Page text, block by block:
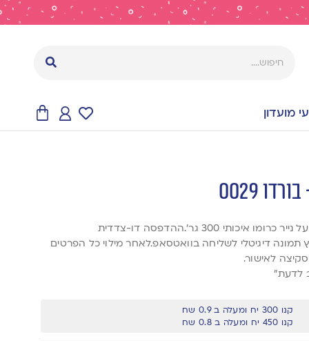
מועדון
0029
אנחנו מדפיסים את ההזמנות על נייר כרומו איכותי 300 גר’.ההדפסה דו-צדדית
תמונה דיגיטלי לשליחה בוואטסאפ.לאחר מילוי כל הפרטים
לאישור.
לדעת”
קנו 300 יח ומעלה ב 0.9 שח
קנו 450 יח ומעלה ב 0.8 שח